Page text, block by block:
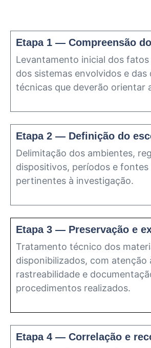
Etapa 1 — Compreensão
Levantamento inicial dos
dos sistemas envolvidos e das
técnicas que deverão orientar
Etapa 2 — Definição do
Delimitação dos ambientes,
dispositivos, períodos e fontes
pertinentes à investigação.
Etapa 3 — Preservação e
Tratamento técnico dos
disponibilizados, com atenção
rastreabilidade e
procedimentos realizados.
Etapa 4 — Correlação e